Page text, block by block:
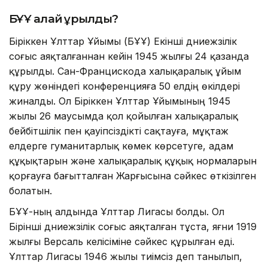
БҰҰ қалай құрылды?
Біріккен Ұлттар Ұйымы (БҰҰ) Екінші дүниежүзілік
соғыс аяқталғаннан кейін 1945 жылғы 24 қазанда
құрылды. Сан-Францискода халықаралық ұйым
құру жөніндегі конференцияға 50 елдің өкілдері
жиналды. Ол Біріккен Ұлттар Ұйымының 1945
жылы 26 маусымда қол қойылған халықаралық
бейбітшілік пен қауіпсіздікті сақтауға, мұқтаж
елдерге гуманитарлық көмек көрсетуге, адам
құқықтарын және халықаралық құқық нормаларын
қорғауға бағытталған Жарғысына сәйкес өткізілген
болатын.
БҰҰ-ның алдында Ұлттар Лигасы болды. Ол
Бірінші дүниежүзілік соғыс аяқталған тұста, яғни 1919
жылғы Версаль келісіміне сәйкес құрылған еді.
Ұлттар Лигасы 1946 жылы тиімсіз деп танылып,